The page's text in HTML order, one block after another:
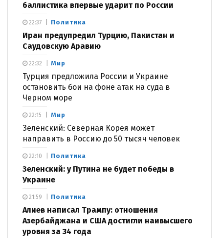
баллистика впервые ударит по России
Политика
Иран предупредил Турцию, Пакистан и
Саудовскую Аравию
22:37
Мир
Турция предложила России и Украине
остановить бои на фоне атак на суда в
Черном море
22:32
Мир
Зеленский: Северная Корея может
направить в Россию до 50 тысяч человек
22:15
Политика
Зеленский: у Путина не будет победы в
Украине
22:10
Политика
Алиев написал Трампу: отношения
Азербайджана и США достигли наивысшего
уровня за 34 года
21:59